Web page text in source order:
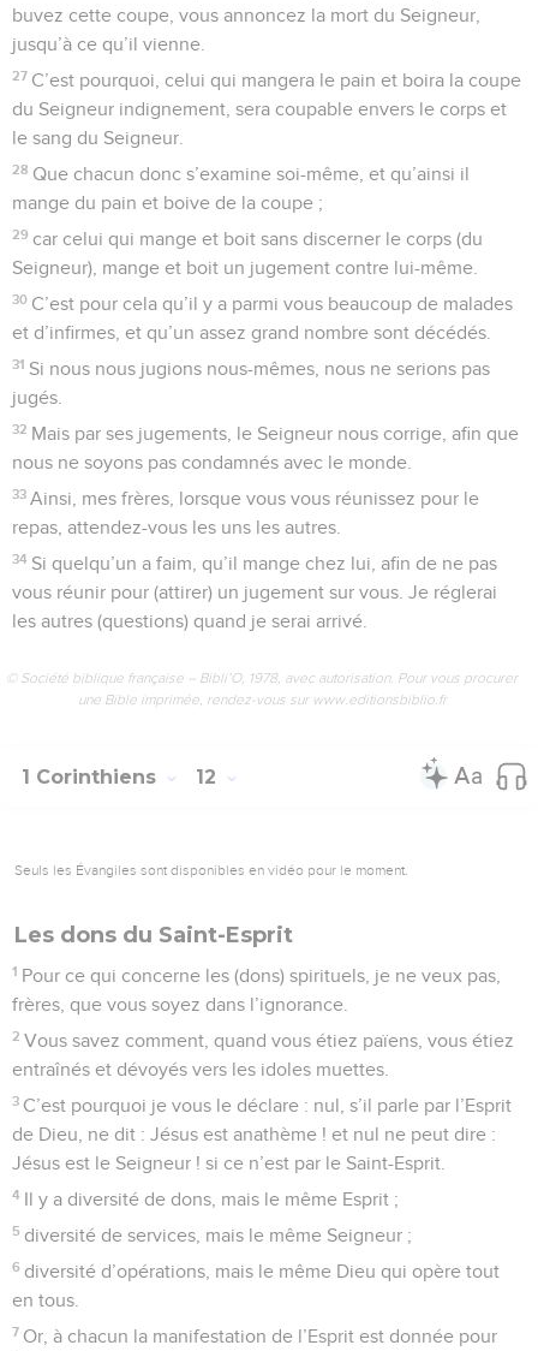
buvez cette coupe, vous annoncez la mort du Seigneur,
jusqu’à ce qu’il vienne.
27 C’est pourquoi, celui qui mangera le pain et boira la coupe
du Seigneur indignement, sera coupable envers le corps et
le sang du Seigneur.
28 Que chacun donc s’examine soi-même, et qu’ainsi il
mange du pain et boive de la coupe ;
29 car celui qui mange et boit sans discerner le corps (du
Seigneur), mange et boit un jugement contre lui-même.
30 C’est pour cela qu’il y a parmi vous beaucoup de malades
et d’infirmes, et qu’un assez grand nombre sont décédés.
31 Si nous nous jugions nous-mêmes, nous ne serions pas
jugés.
32 Mais par ses jugements, le Seigneur nous corrige, afin que
nous ne soyons pas condamnés avec le monde.
33 Ainsi, mes frères, lorsque vous vous réunissez pour le
repas, attendez-vous les uns les autres.
34 Si quelqu’un a faim, qu’il mange chez lui, afin de ne pas
vous réunir pour (attirer) un jugement sur vous. Je réglerai
les autres (questions) quand je serai arrivé.
© Société biblique française – Bibli’O, 1978, avec autorisation. Pour vous procurer
une Bible imprimée, rendez-vous sur www.editionsbiblio.fr
1 Corinthiens 12
Seuls les Évangiles sont disponibles en vidéo pour le moment.
Les dons du Saint-Esprit
1 Pour ce qui concerne les (dons) spirituels, je ne veux pas,
frères, que vous soyez dans l’ignorance.
2 Vous savez comment, quand vous étiez païens, vous étiez
entraînés et dévoyés vers les idoles muettes.
3 C’est pourquoi je vous le déclare : nul, s’il parle par l’Esprit
de Dieu, ne dit : Jésus est anathème ! et nul ne peut dire :
Jésus est le Seigneur ! si ce n’est par le Saint-Esprit.
4 Il y a diversité de dons, mais le même Esprit ;
5 diversité de services, mais le même Seigneur ;
6 diversité d’opérations, mais le même Dieu qui opère tout
en tous.
7 Or, à chacun la manifestation de l’Esprit est donnée pour